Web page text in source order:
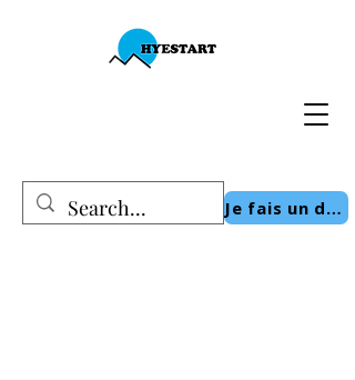
Je fais un don